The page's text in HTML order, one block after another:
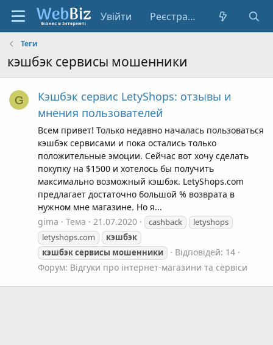
Увійти Реєстрація
Теги
кэшбэк сервисы мошенники
G
Кэшбэк сервис LetyShops: отзывы и
мнения пользователей
Всем привет! Только недавно началась пользоваться
кэшбэк сервисами и пока остались только
положительные эмоции. Сейчас вот хочу сделать
покупку на $1500 и хотелось бы получить
максимально возможный кэшбэк. LetyShops.com
предлагает достаточно большой % возврата в
нужном мне магазине. Но я...
gima
Тема 21.07.2020 cashback
letyshops
letyshops.com
кэшбэк
кэшбэксервисы мошенники
Відповідей: 14
Форум: Відгуки про інтернет-магазини та сервіси